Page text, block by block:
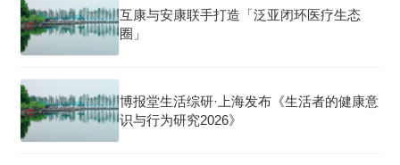
互康与安康联手打造「泛亚闭环医疗生态
圈」
博报堂生活综研·上海发布《生活者的健康意
识与行为研究2026》